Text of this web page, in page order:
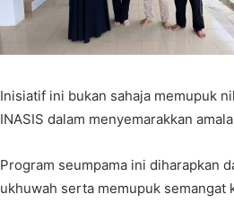
Inisiatif ini bukan sahaja memupuk
INASIS dalam menyemarakkan
Program seumpama ini diharapkan
ukhuwah serta memupuk semangat